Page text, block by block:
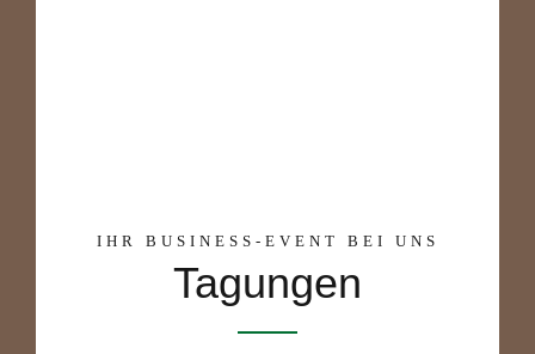
IHR BUSINESS-EVENT BEI UNS
Tagungen